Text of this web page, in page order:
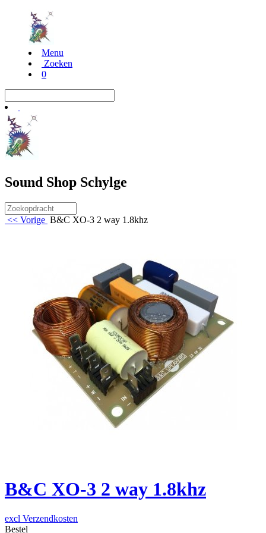
Menu
Zoeken
0
Sound Shop Schylge
<< Vorige B&C XO-3 2 way 1.8khz
B&C XO-3 2 way 1.8khz
excl Verzendkosten
Bestel